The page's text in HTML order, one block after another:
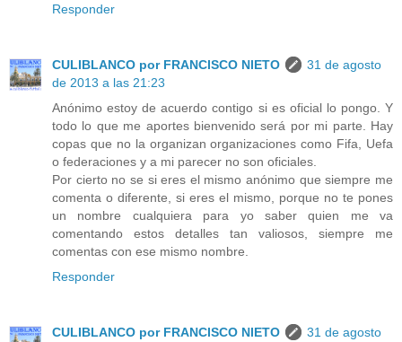
Responder
CULIBLANCO por FRANCISCO NIETO
31 de agosto
de 2013 a las 21:23
Anónimo estoy de acuerdo contigo si es oficial lo pongo. Y
todo lo que me aportes bienvenido será por mi parte. Hay
copas que no la organizan organizaciones como Fifa, Uefa
o federaciones y a mi parecer no son oficiales.
Por cierto no se si eres el mismo anónimo que siempre me
comenta o diferente, si eres el mismo, porque no te pones
un nombre cualquiera para yo saber quien me va
comentando estos detalles tan valiosos, siempre me
comentas con ese mismo nombre.
Responder
CULIBLANCO por FRANCISCO NIETO
31 de agosto